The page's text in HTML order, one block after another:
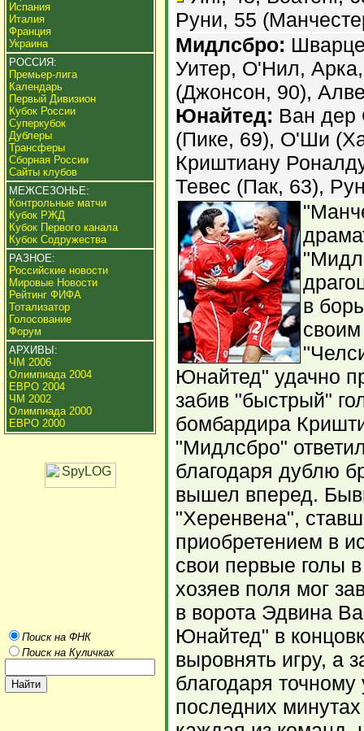
Испания
Италия
Франция
Украина
РОССИЯ:
Премьер-лига
Календарь
Первый Дивизион
Кубок России
Суперкубок
Дублеры
Трансферы
Сборная России
Сайты клубов
МЕЖСЕЗОНЬЕ:
Контрольные матчи
Кубок РЖД
Кубок Первого канала
Кубок Содружества
РАЗНОЕ:
Российские новости
Мировые Новости
Рейтинг ФИФА
Тотализатор
Голосование
Форум
АРХИВЫ:
ЧМ 2006
Олимпиада 2004
ЕВРО 2004
ЧМ 2002
Олимпиада 2000
ЕВРО 2000
Поиск на ФНК
Поиск на Куличках
Руни, 55
Мидлсбро:
Уитер, О'Нил, Арка,
(Джонсон, 90),
Юнайтед: Ван дер
(Пике, 69), О'Ши
Криштиану
Тевес (Пак, 63),
в
Юнайтед" удачно
забив "быстрый"
бомбардира
"Мидлсбро"
благодаря дублю
вышел вперед.
"Херенвена",
приобретением в
свои первые голы
хозяев поля мог
в ворота Эдвина
Юнайтед" в
выровнять игру, а
благодаря
последних